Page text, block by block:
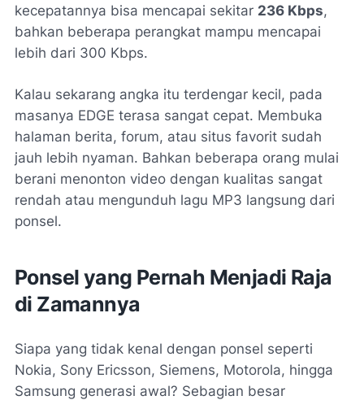
kecepatannya bisa mencapai sekitar 236 Kbps,
bahkan beberapa perangkat mampu mencapai
lebih dari 300 Kbps.
Kalau sekarang angka itu terdengar kecil, pada
masanya EDGE terasa sangat cepat. Membuka
halaman berita, forum, atau situs favorit sudah
jauh lebih nyaman. Bahkan beberapa orang mulai
berani menonton video dengan kualitas sangat
rendah atau mengunduh lagu MP3 langsung dari
ponsel.
Ponsel yang Pernah Menjadi Raja
di Zamannya
Siapa yang tidak kenal dengan ponsel seperti
Nokia, Sony Ericsson, Siemens, Motorola, hingga
Samsung generasi awal? Sebagian besar